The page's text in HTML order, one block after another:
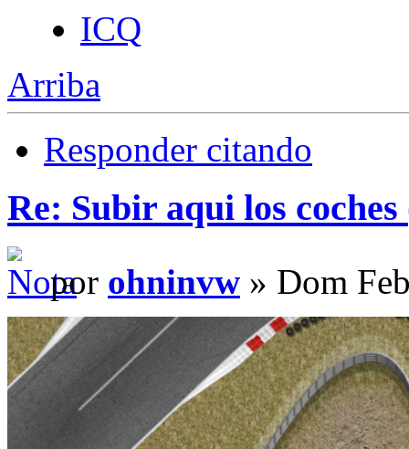
ICQ
Arriba
Responder citando
Re: Subir aqui los
por ohninvw » Dom